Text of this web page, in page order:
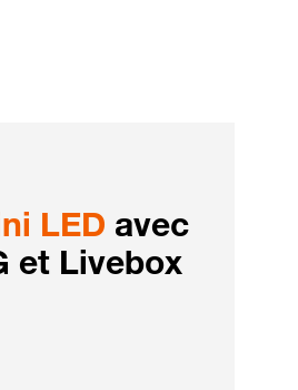
LED avec
et Livebox